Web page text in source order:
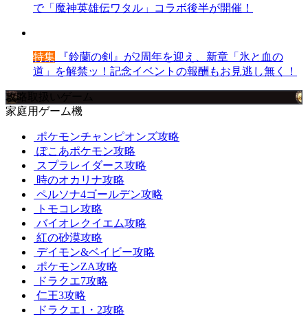
で「魔神英雄伝ワタル」コラボ後半が開催！
特集 『鈴蘭の剣』が2周年を迎え、新章「氷と血の
道」を解禁ッ！記念イベントの報酬もお見逃し無く！
攻略取扱いゲーム
家庭用ゲーム機
ポケモンチャンピオンズ攻略
ぽこあポケモン攻略
スプラレイダース攻略
時のオカリナ攻略
ペルソナ4ゴールデン攻略
トモコレ攻略
バイオレクイエム攻略
紅の砂漠攻略
デイモン&ベイビー攻略
ポケモンZA攻略
ドラクエ7攻略
仁王3攻略
ドラクエ1・2攻略